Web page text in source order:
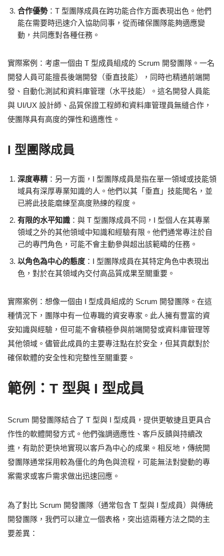
合作優勢：T 型團隊成員在跨功能合作方面表現出色。他們
能在需要時迅速介入協助同事，從而確保團隊能夠適應變
動，共同應對各種任務。
實際案例：考慮一個由 T 型成員組成的 Scrum 開發團隊。一名
開發人員可能擅長後端開發（垂直技能），同時也精通前端開
發、自動化測試和資料庫管理（水平技能）。這名開發人員能
與 UI/UX 設計師、品質保證工程師和資料庫管理員無縫合作，
使團隊具有高度的彈性和適應性。
I 型團隊成員
深度專精 ：另一方面，I 型團隊成員是指在單一領域或技能領
域具有深厚專業知識的人。他們以其「垂直」技能聞名，並
已將此技能磨練至高度熟練的程度。
有限的水平知識 ：與 T 型團隊成員不同，I 型個人在其專業
領域之外的其他領域中知識和經驗有限。他們通常專注於自
己的專門角色，可能不會主動參與超出該範疇的任務。
以角色為中心的態度 ：I 型團隊成員在其特定角色中表現出
色，對於在其領域內交付高品質成果至關重要。
實際案例：想像一個由 I 型成員組成的 Scrum 開發團隊。在這
種情況下，團隊中有一位專職的資安專家。此人擁有豐富的資
安知識與經驗，但可能不會積極參與前端開發或資料庫管理等
其他領域。儘管此成員的主要專注點在於安全，但其貢獻對於
確保軟體的安全性和完整性至關重要。
範例：T 型與 I 型成員
Scrum 開發團隊結合了 T 型與 I 型成員，提供更敏捷且更具合
作性的軟體開發方式。他們強調適應性、客戶反饋與持續改
進，有助於更快地實現以客戶為中心的成果。相反地，傳統開
發團隊通常採用較為僵化的角色與流程，可能無法對變動的專
案需求或客戶需求做出迅速回應。
為了對比 Scrum 開發團隊（通常包含 T 型與 I 型成員）與傳統
開發團隊，我們可以建立一個表格，突出這兩種方法之間的主
要差異：